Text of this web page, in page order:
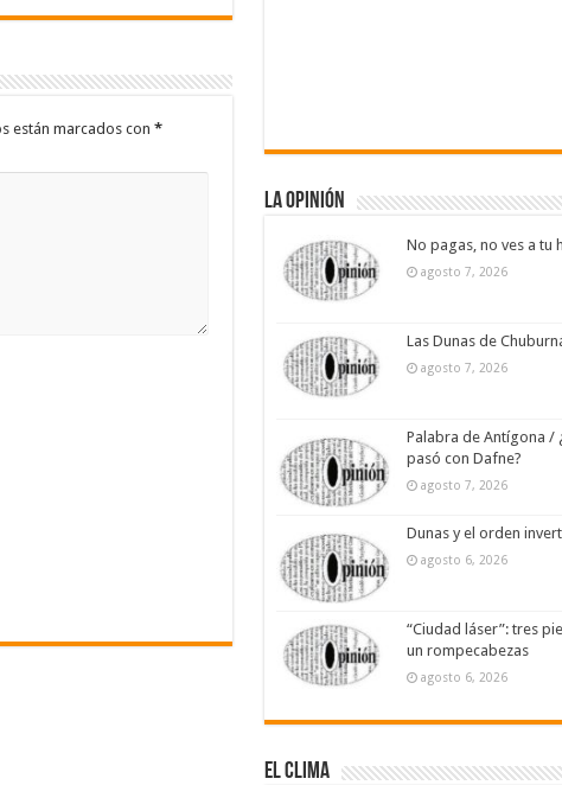
están marcados con *
La Opinión
No pagas, no ves a tu
agosto 7, 2026
Las Dunas de
agosto 7, 2026
Palabra de Antígona /
pasó con Dafne?
agosto 7, 2026
Dunas y el orden
agosto 6, 2026
“Ciudad láser”: tres
un rompecabezas
agosto 6, 2026
El Clima